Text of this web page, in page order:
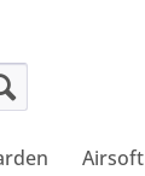
Airsoft